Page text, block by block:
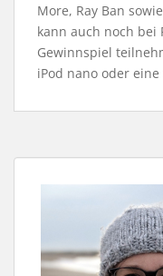
More, Ray Ban
kann auch noch bei
Gewinnspiel
iPod nano oder